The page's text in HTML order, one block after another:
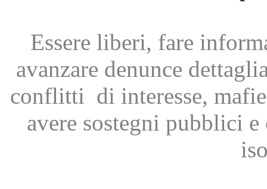
Essere liberi, fare
avanzare denunce
conflitti di interesse,
avere sostegni pubblici